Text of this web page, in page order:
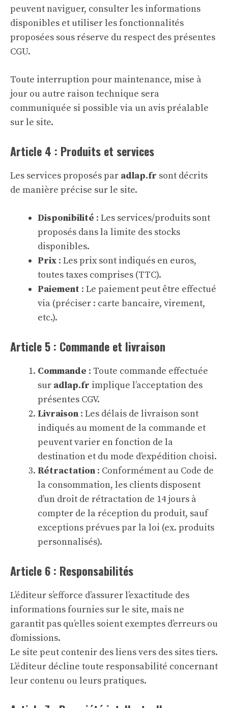
peuvent naviguer, consulter les informations
disponibles et utiliser les fonctionnalités
proposées sous réserve du respect des présentes
CGU.
Toute interruption pour maintenance, mise à
jour ou autre raison technique sera
communiquée si possible via un avis préalable
sur le site.
Article 4 : Produits et services
Les services proposés par adlap.fr sont décrits
de manière précise sur le site.
Disponibilité : Les services/produits sont
proposés dans la limite des stocks
disponibles.
Prix : Les prix sont indiqués en euros,
toutes taxes comprises (TTC).
Paiement : Le paiement peut être effectué
via (préciser : carte bancaire, virement,
etc.).
Article 5 : Commande et livraison
Commande : Toute commande effectuée
sur adlap.fr implique l’acceptation des
présentes CGV.
Livraison : Les délais de livraison sont
indiqués au moment de la commande et
peuvent varier en fonction de la
destination et du mode d’expédition choisi.
Rétractation : Conformément au Code de
la consommation, les clients disposent
d’un droit de rétractation de 14 jours à
compter de la réception du produit, sauf
exceptions prévues par la loi (ex. produits
personnalisés).
Article 6 : Responsabilités
L’éditeur s’efforce d’assurer l’exactitude des
informations fournies sur le site, mais ne
garantit pas qu’elles soient exemptes d’erreurs ou
d’omissions.
Le site peut contenir des liens vers des sites tiers.
L’éditeur décline toute responsabilité concernant
leur contenu ou leurs pratiques.